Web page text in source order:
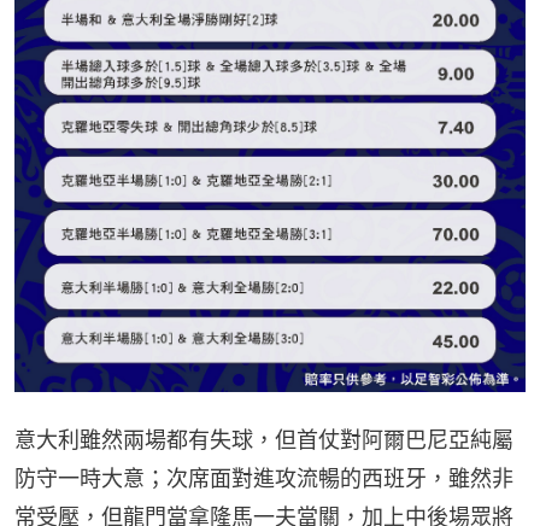
意大利雖然兩場都有失球，但首仗對阿爾巴尼亞純屬
防守一時大意；次席面對進攻流暢的西班牙，雖然非
常受壓，但龍門當拿隆馬一夫當關，加上中後場眾將